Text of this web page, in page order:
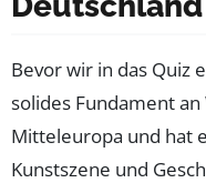
Bevor wir in das Quiz
solides Fundament
Mitteleuropa und hat
Kunstszene und